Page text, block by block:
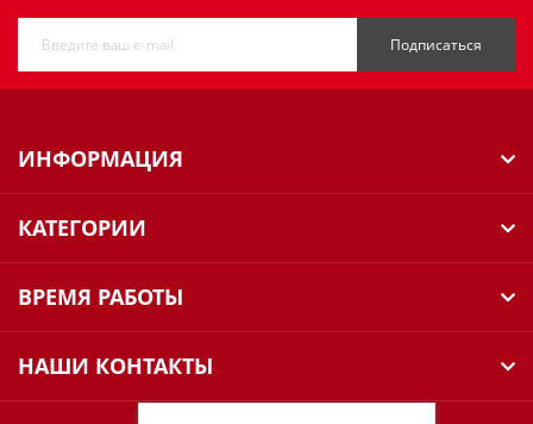
Подписаться
ИНФОРМАЦИЯ
КАТЕГОРИИ
ВРЕМЯ РАБОТЫ
НАШИ КОНТАКТЫ